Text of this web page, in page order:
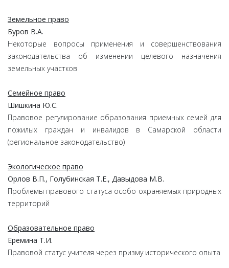
Земельное право
Буров В.А.
Некоторые вопросы применения и совершенствования
законодательства об изменении целевого назначения
земельных участков
Семейное право
Шишкина Ю.С.
Правовое регулирование образования приемных семей для
пожилых граждан и инвалидов в Самарской области
(региональное законодательство)
Экологическое право
Орлов В.П., Голубинская Т.Е., Давыдова М.В.
Проблемы правового статуса особо охраняемых природных
территорий
Образовательное право
Еремина Т.И.
Правовой статус учителя через призму исторического опыта